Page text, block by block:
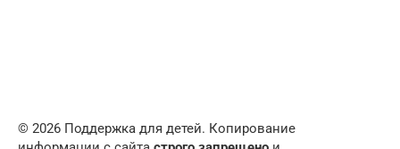
© 2026 Поддержка для детей. Копирование